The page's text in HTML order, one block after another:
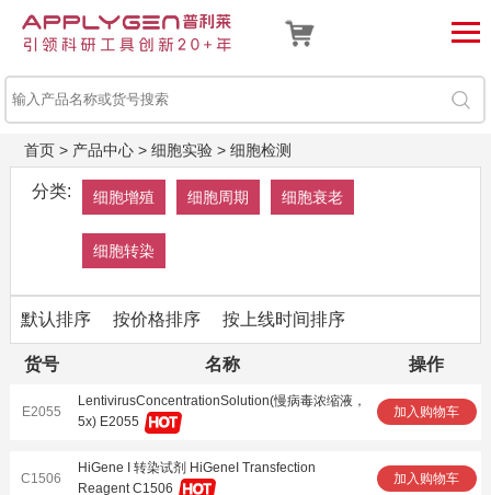
首页> 产品中心> 细胞实验> 细胞检测
分类: 细胞增殖 细胞周期 细胞衰老
细胞转染
默认排序 按价格排序 按上线时间排序
货号 名称 操作
E2055
LentivirusConcentrationSolution(慢病毒浓缩液，
5x) E2055
加入购物车
C1506
HiGene I 转染试剂 HiGeneI Transfection
Reagent C1506
加入购物车